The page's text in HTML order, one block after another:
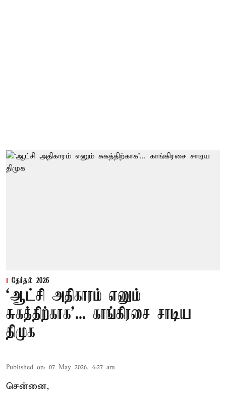
தேர்தல் 2026
‘ஆட்சி அதிகாரம் எனும்
சுகத்திற்காக’... காங்கிரசை சாடிய
திமுக
Published on: 07 May 2026, 6:27 am
சென்னை,